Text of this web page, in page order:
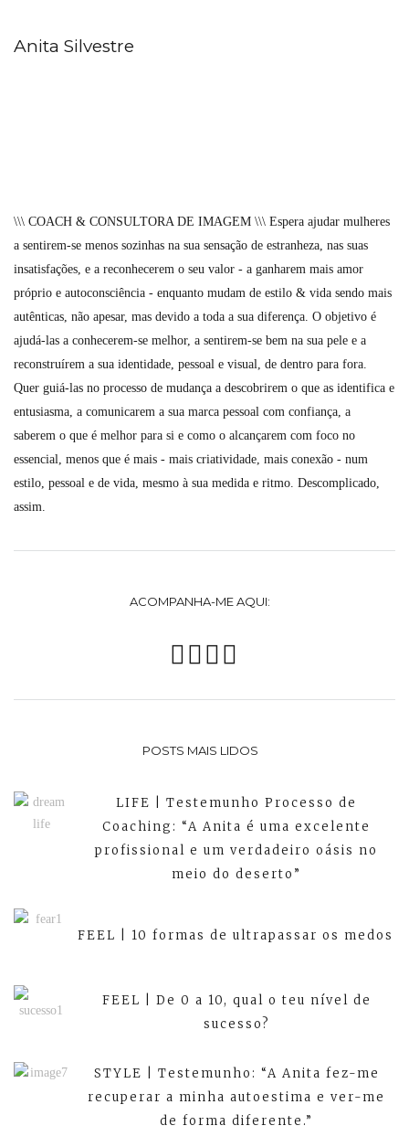
Anita Silvestre
\\\ COACH & CONSULTORA DE IMAGEM \\\ Espera ajudar mulheres
a sentirem-se menos sozinhas na sua sensação de estranheza, nas suas
insatisfações, e a reconhecerem o seu valor - a ganharem mais amor
próprio e autoconsciência - enquanto mudam de estilo & vida sendo mais
autênticas, não apesar, mas devido a toda a sua diferença. O objetivo é
ajudá-las a conhecerem-se melhor, a sentirem-se bem na sua pele e a
reconstruírem a sua identidade, pessoal e visual, de dentro para fora.
Quer guiá-las no processo de mudança a descobrirem o que as identifica e
entusiasma, a comunicarem a sua marca pessoal com confiança, a
saberem o que é melhor para si e como o alcançarem com foco no
essencial, menos que é mais - mais criatividade, mais conexão - num
estilo, pessoal e de vida, mesmo à sua medida e ritmo. Descomplicado,
assim.
ACOMPANHA-ME AQUI:
POSTS MAIS LIDOS
LIFE | Testemunho Processo de
Coaching: “A Anita é uma excelente
profissional e um verdadeiro oásis no
meio do deserto”
FEEL | 10 formas de ultrapassar os medos
FEEL | De 0 a 10, qual o teu nível de
sucesso?
STYLE | Testemunho: “A Anita fez-me
recuperar a minha autoestima e ver-me
de forma diferente.”